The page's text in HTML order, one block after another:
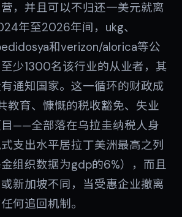
，并且可以不归还一美元就离
年至2026年间，ukg、
和verizon/alorica等公
少1300名该行业的从业者，其
通知国家。这一循环的财政成
教育、慷慨的税收豁免、失业
——全部落在乌拉圭纳税人身
支出水平居拉丁美洲最高之列
金组织数据为gdp的6%），而且
新加坡不同，当受惠企业撤离
何追回机制。